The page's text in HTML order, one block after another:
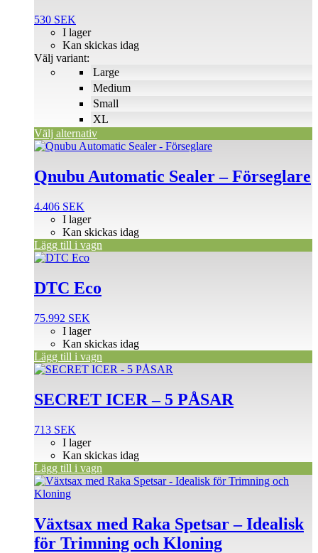
530 SEK
Large
Medium
Small
XL
I lager
Kan skickas idag
Välj variant:
Välj alternativ
De
olika
alternativen
kan
väljas
produktsidan
Qnubu Automatic Sealer – Förseglare
4.406 SEK
I lager
Kan skickas idag
Lägg till i vagn
DTC Eco
75.992 SEK
I lager
Kan skickas idag
Lägg till i vagn
SECRET ICER – 5 PÅSAR
713 SEK
I lager
Kan skickas idag
Lägg till i vagn
Växtsax med Raka Spetsar – Idealisk
för Trimning och Kloning